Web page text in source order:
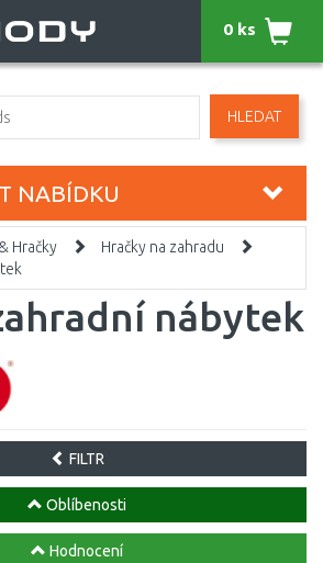
HLEDAT
0 ks
NABÍDKU
Hračky
Hračky na zahradu
nábytek
FILTR
Oblíbenosti
Hodnocení